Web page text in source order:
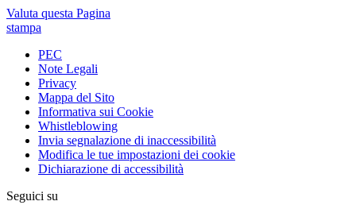
Valuta questa Pagina
stampa
PEC
Note Legali
Privacy
Mappa del Sito
Informativa sui Cookie
Whistleblowing
Invia segnalazione di inaccessibilità
Modifica le tue impostazioni dei cookie
Dichiarazione di accessibilità
Seguici su